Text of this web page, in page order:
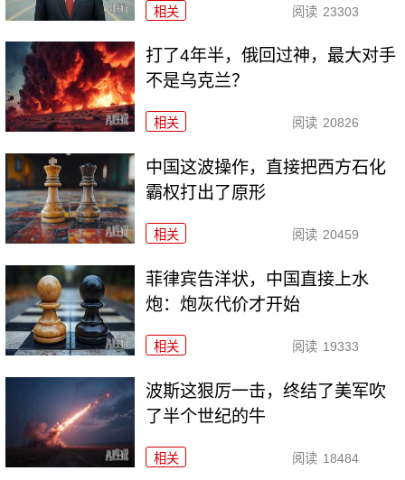
相关 阅读 23303
打了4年半，俄回过神，最大对手
不是乌克兰？
相关 阅读 20826
中国这波操作，直接把西方石化
霸权打出了原形
相关 阅读 20459
菲律宾告洋状，中国直接上水
炮：炮灰代价才开始
相关 阅读 19333
波斯这狠厉一击，终结了美军吹
了半个世纪的牛
相关 阅读 18484